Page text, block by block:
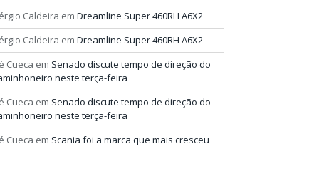
Caldeira em Dreamline Super 460RH A6X2
Caldeira em Dreamline Super 460RH A6X2
Cueca em Senado discute tempo de direção do
neste terça-feira
Cueca em Senado discute tempo de direção do
neste terça-feira
Cueca em Scania foi a marca que mais cresceu